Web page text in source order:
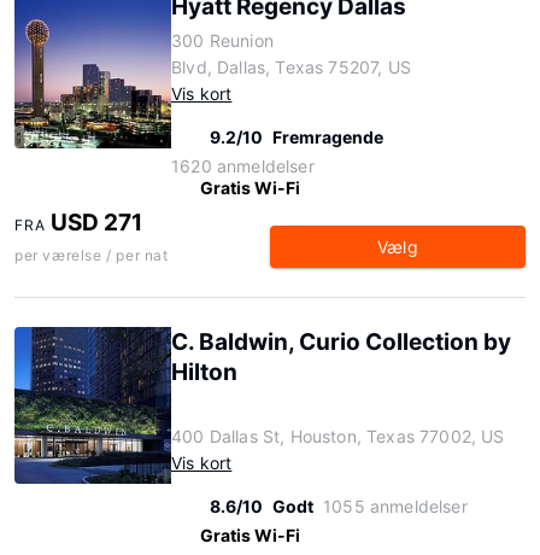
Hyatt Regency Dallas
300 Reunion
Blvd, Dallas, Texas 75207, US
Vis kort
9.2/10 Fremragende
1620 anmeldelser
Gratis Wi-Fi
FRA USD 271
per værelse / per nat Vælg
C. Baldwin, Curio Collection by
Hilton
400 Dallas St, Houston, Texas 77002, US
Vis kort
8.6/10 Godt 1055 anmeldelser
Gratis Wi-Fi